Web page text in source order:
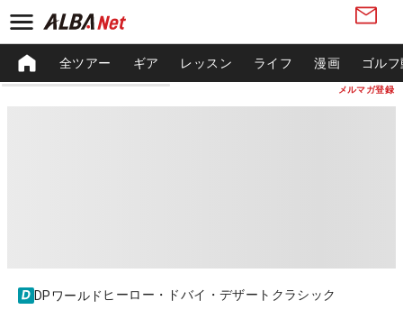
メルマガ登録
全ツアー ギア レッスン ライフ 漫画 ゴル
DPワールド ヒーロー・ドバイ・デザートクラシック